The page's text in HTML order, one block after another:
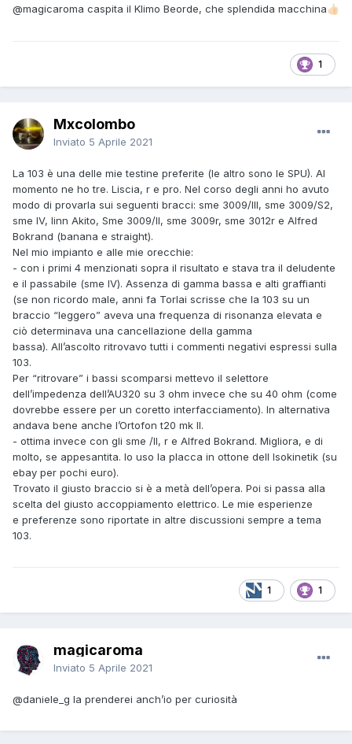
@magicaroma caspita il Klimo Beorde, che splendida macchina👍🏻
1
Mxcolombo
Inviato 5 Aprile 2021
La 103 è una delle mie testine preferite (le altro sono le SPU). Al
momento ne ho tre. Liscia, r e pro. Nel corso degli anni ho avuto
modo di provarla sui seguenti bracci: sme 3009/III, sme 3009/S2,
sme IV, linn Akito, Sme 3009/II, sme 3009r, sme 3012r e Alfred
Bokrand (banana e straight).
Nel mio impianto e alle mie orecchie:
- con i primi 4 menzionati sopra il risultato e stava tra il deludente
e il passabile (sme IV). Assenza di gamma bassa e alti graffianti
(se non ricordo male, anni fa Torlai scrisse che la 103 su un
braccio “leggero” aveva una frequenza di risonanza elevata e
ciò determinava una cancellazione della gamma
bassa). All’ascolto ritrovavo tutti i commenti negativi espressi sulla
103.
Per “ritrovare” i bassi scomparsi mettevo il selettore
dell’impedenza dell’AU320 su 3 ohm invece che su 40 ohm (come
dovrebbe essere per un coretto interfacciamento). In alternativa
andava bene anche l’Ortofon t20 mk II.
- ottima invece con gli sme /II, r e Alfred Bokrand. Migliora, e di
molto, se appesantita. Io uso la placca in ottone dell Isokinetik (su
ebay per pochi euro).
Trovato il giusto braccio si è a metà dell’opera. Poi si passa alla
scelta del giusto accoppiamento elettrico. Le mie esperienze
e preferenze sono riportate in altre discussioni sempre a tema
103.
1 1
magicaroma
Inviato 5 Aprile 2021
@daniele_g la prenderei anch’io per curiosità